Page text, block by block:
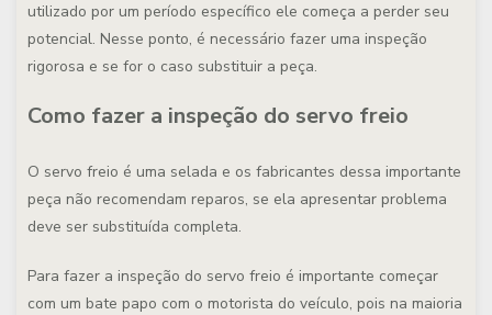
utilizado por um período específico ele começa a perder seu
potencial. Nesse ponto, é necessário fazer uma inspeção
rigorosa e se for o caso substituir a peça.
Como fazer a inspeção do servo freio
O servo freio é uma selada e os fabricantes dessa importante
peça não recomendam reparos, se ela apresentar problema
deve ser substituída completa.
Para fazer a inspeção do servo freio é importante começar
com um bate papo com o motorista do veículo, pois na maioria